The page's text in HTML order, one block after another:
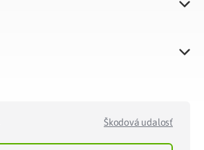
Škodová udalosť